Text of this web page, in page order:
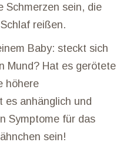
Schmerzen sein, die
reißen.
Baby: steckt sich
Mund? Hat es gerötete
höhere
es anhänglich und
Symptome für das
sein!